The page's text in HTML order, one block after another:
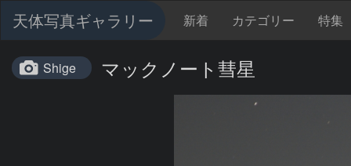
天体写真ギャラリー 新着 カテゴリー 特集
Shige マックノート彗星